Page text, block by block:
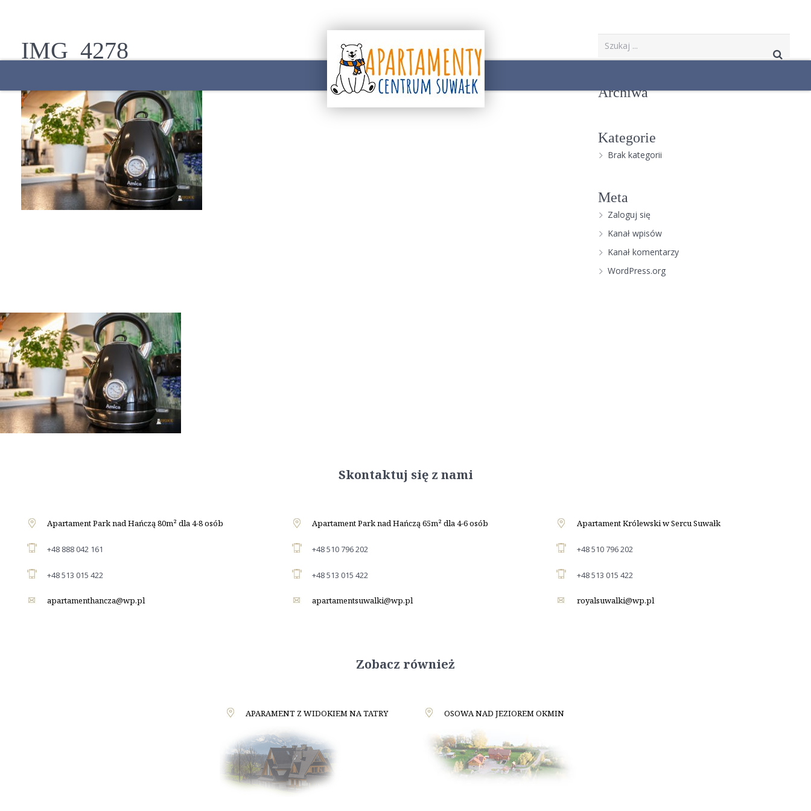
Start
Oferta
Atrakcje w okolicy
Galeria
Kontakt
IMG_4278
Archiwa
Kategorie
Brak kategorii
Meta
Zaloguj się
Kanał wpisów
Kanał komentarzy
WordPress.org
Skontaktuj się z nami
Apartament Park nad Hańczą 80m² dla 4-8 osób
+48 888 042 161
+48 513 015 422
apartamenthancza@wp.pl
Apartament Park nad Hańczą 65m² dla 4-6 osób
+48 510 796 202
+48 513 015 422
apartamentsuwalki@wp.pl
Apartament Królewski w Sercu Suwałk
+48 510 796 202
+48 513 015 422
royalsuwalki@wp.pl
Zobacz również
APARAMENT Z WIDOKIEM NA TATRY OSOWA NAD JEZIOREM OKMIN